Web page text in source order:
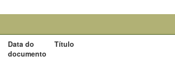
Data do
documento
Título